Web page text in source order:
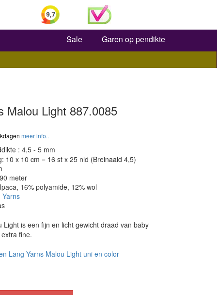
Zoeken
Sale Garen op pendikte
Malou Light 887.0085
meer info..
: 4,5 - 5 mm
10 x 10 cm = 16 st x 25 nld (Breinaald 4,5)
meter
16% polyamide, 12% wol
Yarns
Light is een fijn en licht gewicht draad van baby
fine.
Lang Yarns Malou Light uni en color